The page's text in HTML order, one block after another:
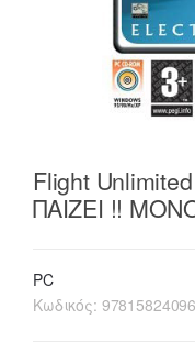
Flight
ΠΑΙΖΕΙ !!
PC
Κωδικός: